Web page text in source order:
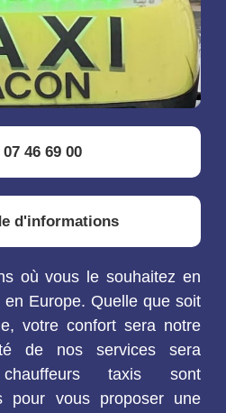
07 46 69 00
d'informations
où vous le souhaitez en
Europe. Quelle que soit
votre confort sera notre
de nos services sera
taxis sont
pour vous proposer une